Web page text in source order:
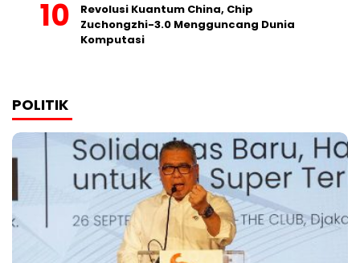
Revolusi Kuantum China, Chip
Zuchongzhi-3.0 Mengguncang Dunia
Komputasi
POLITIK